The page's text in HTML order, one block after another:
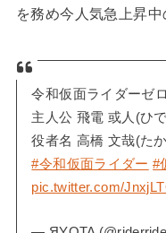
を務め今人気急上昇中
令和仮面ライダーゼ
主人公 飛電 或人(ひ
役者名 高橋 文哉(た
#令和仮面ライダー #
pic.twitter.com/